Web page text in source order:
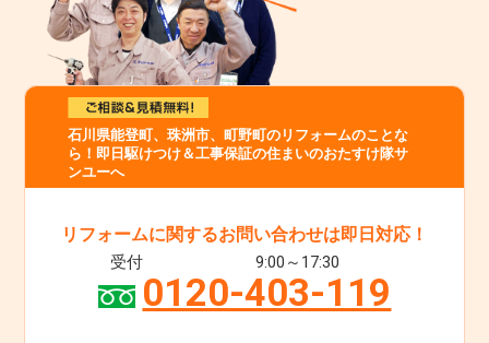
石川県能登町、珠洲市、町野町のリフォームのことな
ら！即日駆けつけ＆工事保証の住まいのおたすけ隊サ
ンユーへ
リフォームに関するお問い合わせは即日対応！
受付 9:00～17:30
0120-403-119